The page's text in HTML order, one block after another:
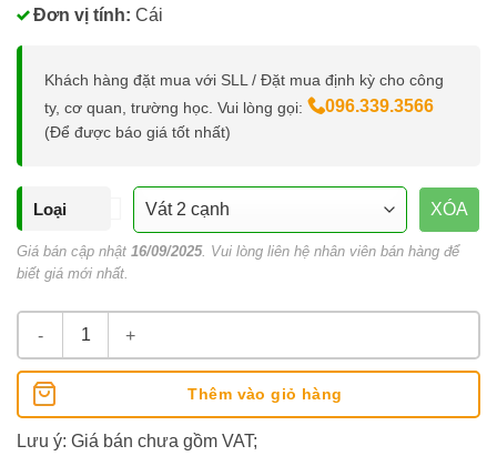
Đơn vị tính: Cái
Khách hàng đặt mua với SLL / Đặt mua định kỳ cho công
ty, cơ quan, trường học. Vui lòng gọi:
096.339.3566
(Để được báo giá tốt nhất)
Loại XÓA
Giá bán cập nhật 16/09/2025. Vui lòng liên hệ nhân viên bán hàng để
biết giá mới nhất.
Biển Chức Danh Để Bàn Mica 2 Mặt Enter E17B số lượng
Thêm vào giỏ hàng
Lưu ý: Giá bán chưa gồm VAT;